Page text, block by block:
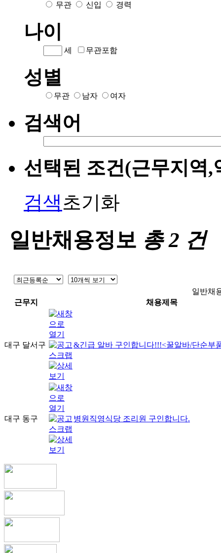
무관 신입 경력
나이
세 무관포함
성별
무관 남자 여자
검색어
선택된 조건(근무지역,
검색초기화
일반채용정보 총2 건
일반채
근무지
채용제목
대구 달서구 &긴급 알바 구인합니다!!!<꿀알바/단순부
대구 동구 병원직영식당 조리원 구인합니다.